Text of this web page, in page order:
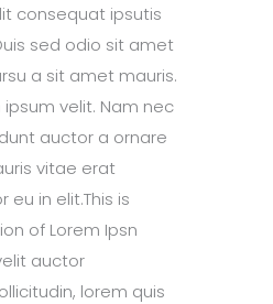
consequat ipsutis
sed odio sit amet
a sit amet mauris.
velit. Nam nec
auctor a ornare
vitae erat
in elit.This is
of Lorem Ipsn
auctor
lorem quis